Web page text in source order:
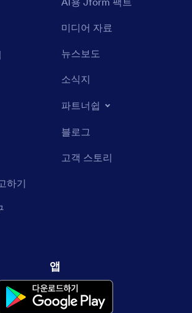
하기
미디어 자료
뉴스보도
소식지
파트너쉽
블로그
고객 스토리
앱